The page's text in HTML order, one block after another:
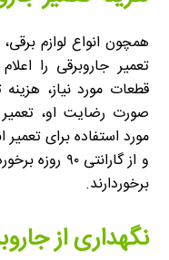
همچون انواع لوازم
تعمیر جاروبرقی را
قطعات مورد نیاز،
صورت رضایت او،
مورد استفاده برای
و از
برخوردارند.
نگهداری از